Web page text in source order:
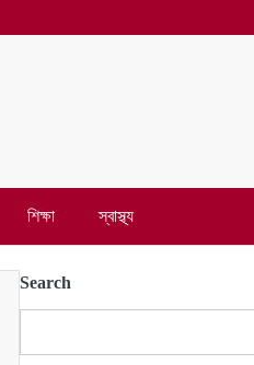
শিক্ষা স্বাস্থ্য
Search